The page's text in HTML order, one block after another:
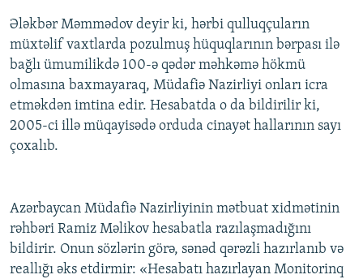
Ələkbər Məmmədov deyir ki, hərbi qulluqçuların
müxtəlif vaxtlarda pozulmuş hüquqlarının bərpası ilə
bağlı ümumilikdə 100-ə qədər məhkəmə hökmü
olmasına baxmayaraq, Müdafiə Nazirliyi onları icra
etməkdən imtina edir. Hesabatda o da bildirilir ki,
2005-ci illə müqayisədə orduda cinayət hallarının sayı
çoxalıb.
Azərbaycan Müdafiə Nazirliyinin mətbuat xidmətinin
rəhbəri Ramiz Məlikov hesabatla razılaşmadığını
bildirir. Onun sözlərin görə, sənəd qərəzli hazırlanıb və
reallığı əks etdirmir: «Hesabatı hazırlayan Monitorinq